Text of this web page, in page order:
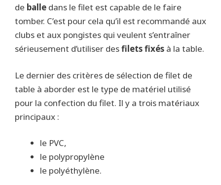
de balle dans le filet est capable de le faire
tomber. C’est pour cela qu’il est recommandé aux
clubs et aux pongistes qui veulent s’entraîner
sérieusement d’utiliser desfilets fixés à la table.
Le dernier des critères de sélection de filet de
table à aborder est le type de matériel utilisé
pour la confection du filet. Il y a trois matériaux
principaux :
le PVC,
le polypropylène
le polyéthylène.